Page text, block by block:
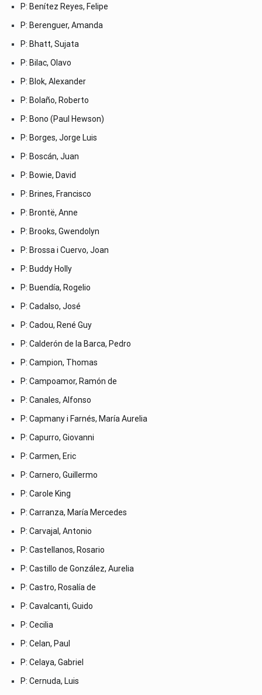
P: Benítez Reyes, Felipe
P: Berenguer, Amanda
P: Bhatt, Sujata
P: Bilac, Olavo
P: Blok, Alexander
P: Bolaño, Roberto
P: Bono (Paul Hewson)
P: Borges, Jorge Luis
P: Boscán, Juan
P: Bowie, David
P: Brines, Francisco
P: Brontë, Anne
P: Brooks, Gwendolyn
P: Brossa i Cuervo, Joan
P: Buddy Holly
P: Buendía, Rogelio
P: Cadalso, José
P: Cadou, René Guy
P: Calderón de la Barca, Pedro
P: Campion, Thomas
P: Campoamor, Ramón de
P: Canales, Alfonso
P: Capmany i Farnés, María Aurelia
P: Capurro, Giovanni
P: Carmen, Eric
P: Carnero, Guillermo
P: Carole King
P: Carranza, María Mercedes
P: Carvajal, Antonio
P: Castellanos, Rosario
P: Castillo de González, Aurelia
P: Castro, Rosalía de
P: Cavalcanti, Guido
P: Cecilia
P: Celan, Paul
P: Celaya, Gabriel
P: Cernuda, Luis